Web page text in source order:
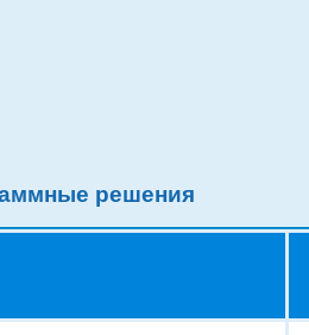
решения